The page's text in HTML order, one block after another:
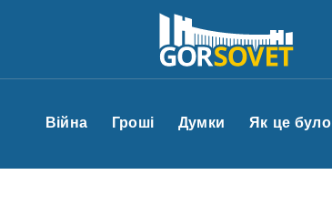
Війна Гроші Думки Як це було